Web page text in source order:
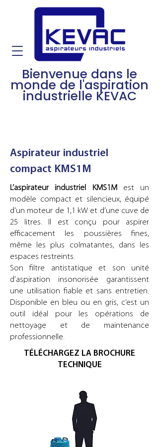
Bienvenue dans le
monde de l'aspiration
industrielle KEVAC
Aspirateur industriel
compact KMS1M
L’aspirateur industriel KMS1M est un
modèle compact et silencieux, équipé
d’un moteur de 1,1 kW et d’une cuve de
25 litres. Il est conçu pour aspirer
efficacement les poussières fines,
même les plus colmatantes, dans les
espaces restreints.
Son filtre antistatique et son unité
d’aspiration insonorisée garantissent
une utilisation fiable et sans entretien.
Disponible en bleu ou en gris, c’est un
outil idéal pour les opérations de
nettoyage et de maintenance
professionnelle.
TÉLÉCHARGEZ LA BROCHURE
TECHNIQUE